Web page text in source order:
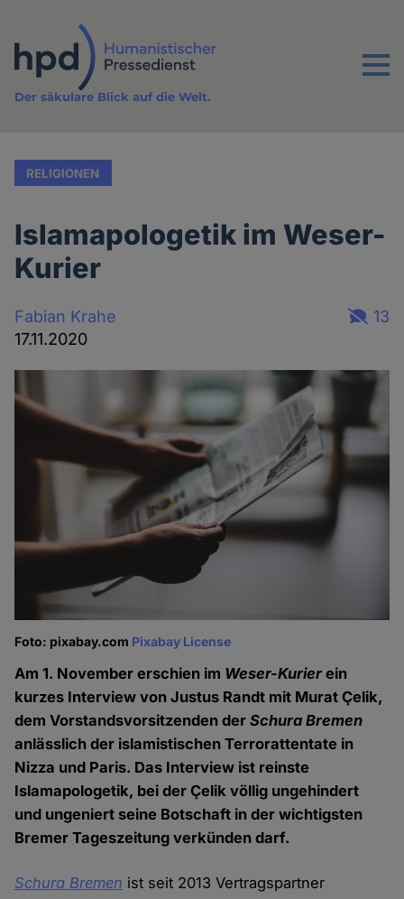
Inhalt
Menu
Der säkulare Blick auf die Welt.
RELIGIONEN
Islamapologetik im Weser-
Kurier
Fabian Krahe
17.11.2020
13
Foto: pixabay.com Pixabay License
Am 1. November erschien im Weser-Kurier ein
kurzes Interview von Justus Randt mit Murat Çelik,
dem Vorstandsvorsitzenden derSchura Bremen
anlässlich der islamistischen Terrorattentate in
Nizza und Paris. Das Interview ist reinste
Islamapologetik, bei der Çelik völlig ungehindert
und ungeniert seine Botschaft in der wichtigsten
Bremer Tageszeitung verkünden darf.
Schura Bremen ist seit 2013 Vertragspartner